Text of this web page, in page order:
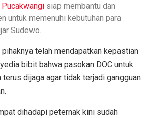
Pucakwangi siap membantu dan
untuk memenuhi kebutuhan para
Sudewo.
pihaknya telah mendapatkan kepastian
bibit bahwa pasokan DOC untuk
terus dijaga agar tidak terjadi gangguan
dihadapi peternak kini sudah